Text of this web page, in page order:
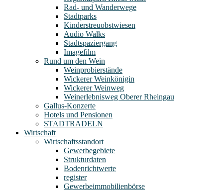
Rad- und Wanderwege
Stadtparks
Kinderstreuobstwiesen
Audio Walks
Stadtspaziergang
Imagefilm
Rund um den Wein
Weinprobierstände
Wickerer Weinkönigin
Wickerer Weinweg
Weinerlebnisweg Oberer Rheingau
Gallus-Konzerte
Hotels und Pensionen
STADTRADELN
Wirtschaft
Wirtschaftsstandort
Gewerbegebiete
Strukturdaten
Bodenrichtwerte
register
Gewerbeimmobilienbörse